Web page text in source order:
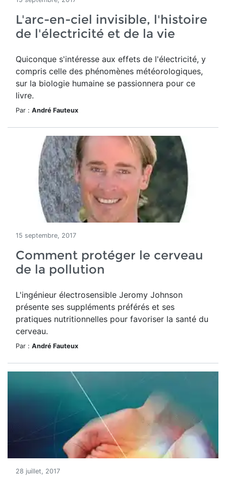
L'arc-en-ciel invisible, l'histoire
de l'électricité et de la vie
Quiconque s'intéresse aux effets de l'électricité, y
compris celle des phénomènes météorologiques,
sur la biologie humaine se passionnera pour ce
livre.
Par : André Fauteux
15 septembre, 2017
Comment protéger le cerveau
de la pollution
L'ingénieur électrosensible Jeromy Johnson
présente ses suppléments préférés et ses
pratiques nutritionnelles pour favoriser la santé du
cerveau.
Par : André Fauteux
28 juillet, 2017